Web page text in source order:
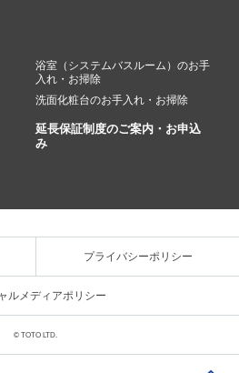
浴室（システムバスルーム）のお手
入れ・お掃除
洗面化粧台のお手入れ・お掃除
延長保証制度のご案内・お申込
み
プライバシーポリシー
ルメディアポリシー
© TOTO LTD.